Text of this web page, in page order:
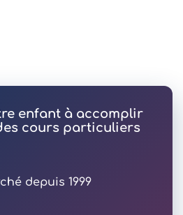
enfant à accomplir
cours particuliers
depuis 1999